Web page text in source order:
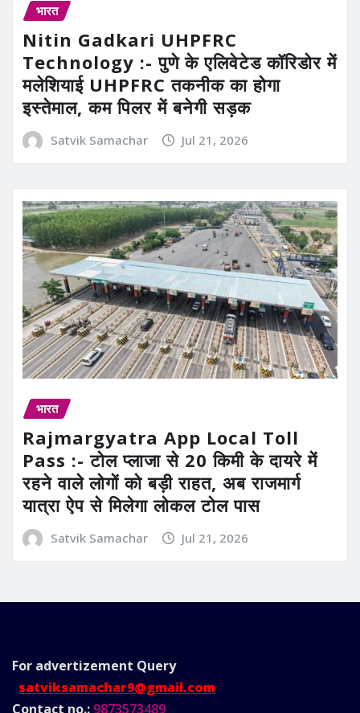
भारत
Nitin Gadkari UHPFRC
Technology :- पुणे के एलिवेटेड कॉरिडोर में
मलेशियाई UHPFRC तकनीक का होगा
इस्तेमाल, कम पिलर में बनेगी सड़क
Satvik Samachar Jul 21, 2026
भारत
Rajmargyatra App Local Toll
Pass :- टोल प्लाजा से 20 किमी के दायरे में
रहने वाले लोगों को बड़ी राहत, अब राजमार्ग
यात्रा ऐप से मिलेगा लोकल टोल पास
Satvik Samachar Jul 21, 2026
For advertizement Query
satviksamachar9@gmail.com
Contact no.: 9873573489